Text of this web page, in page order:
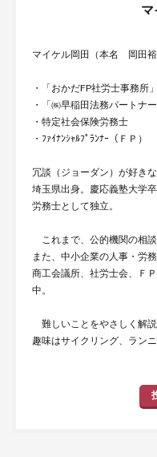
マ
マイケル岡田（本名 岡田裕
・「おかだFP社労士事務所
・「㈱早稲田法務パートナ
・特定社会保険労務士
・ﾌｧｲﾅﾝｼｬﾙﾌﾟﾗﾝﾅｰ（ＦＰ）
冗談（ジョーダン）が好き
埼玉県出身。慶応義塾大学
労務士として独立。
これまで、公的機関の相
また、中小企業の人事・労
商工会議所、社労士会、Ｆ
中。
難しいことをやさしく解説
趣味はサイクリング、ラン